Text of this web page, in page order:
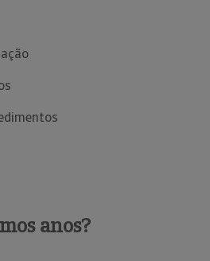
anos?